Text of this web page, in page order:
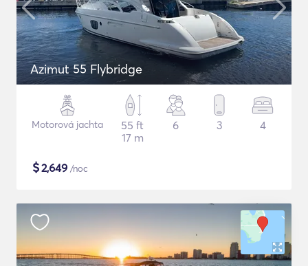
Azimut 55 Flybridge
Motorová jachta
55 ft
17 m
6 3 4
$2,649 /noc